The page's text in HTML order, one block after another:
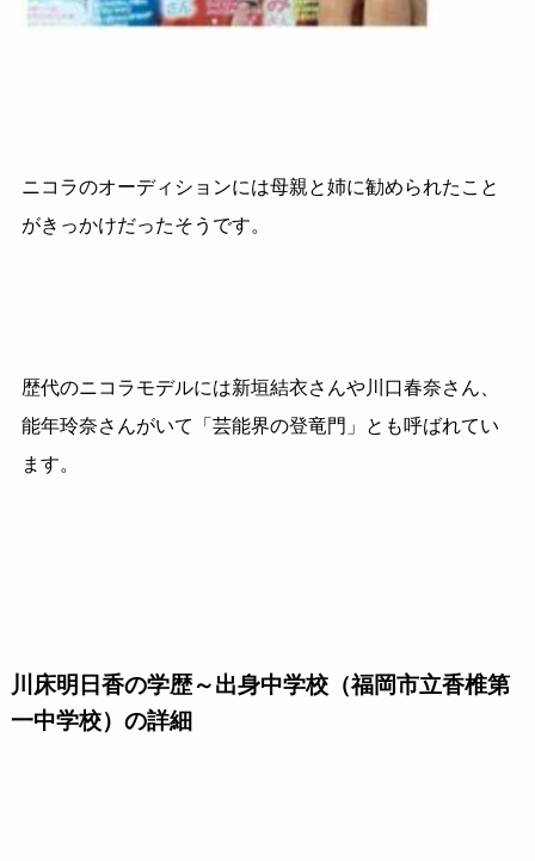
ニコラのオーディションには母親と姉に勧められたこと
がきっかけだったそうです。
歴代のニコラモデルには新垣結衣さんや川口春奈さん、
能年玲奈さんがいて「芸能界の登竜門」とも呼ばれてい
ます。
川床明日香の学歴～出身中学校（福岡市立香椎第
一中学校）の詳細